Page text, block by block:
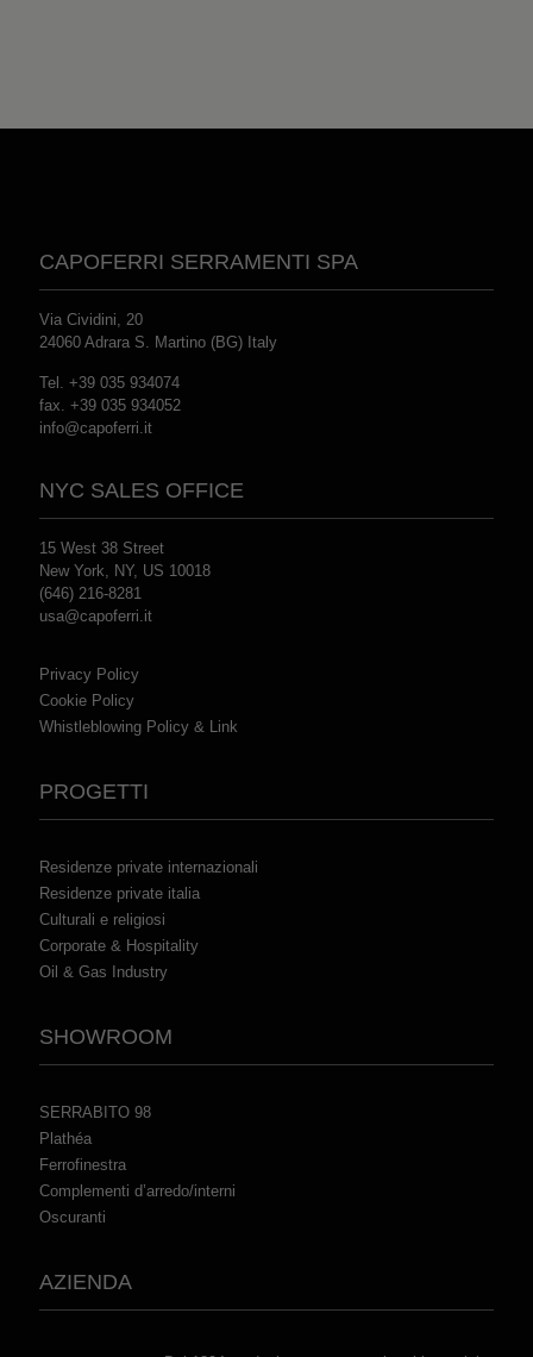
CAPOFERRI SERRAMENTI SPA
Via Cividini, 20
24060 Adrara S. Martino (BG) Italy
Tel. +39 035 934074
fax. +39 035 934052
info@capoferri.it
NYC SALES OFFICE
15 West 38 Street
New York, NY, US 10018
(646) 216-8281
usa@capoferri.it
Privacy Policy
Cookie Policy
Whistleblowing Policy & Link
PROGETTI
Residenze private internazionali
Residenze private italia
Culturali e religiosi
Corporate & Hospitality
Oil & Gas Industry
SHOWROOM
SERRABITO 98
Plathéa
Ferrofinestra
Complementi d’arredo/interni
Oscuranti
AZIENDA